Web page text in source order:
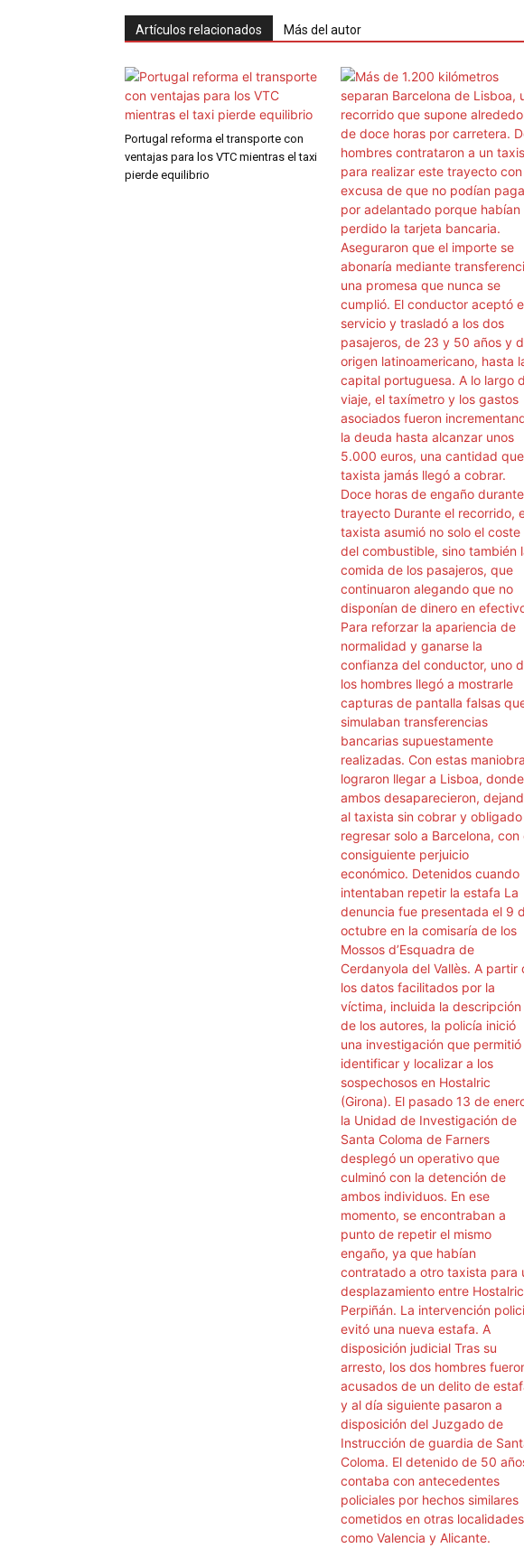
Artículos relacionados Más del autor
Portugal reforma el transporte con
ventajas para los VTC mientras el taxi
pierde equilibrio